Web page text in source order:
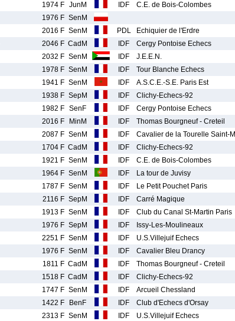
1974 F JunM IDF C.E. de Bois-Colombes
1976 F SenM
2016 F SenM PDL Echiquier de l'Erdre
2046 F CadM IDF Cergy Pontoise Echecs
2032 F SenM IDF J.E.E.N.
1978 F SenM IDF Tour Blanche Echecs
1941 F SenM IDF A.S.C.E.-S.E. Paris Est
1938 F SepM IDF Clichy-Echecs-92
1982 F SenF IDF Cergy Pontoise Echecs
2016 F MinM IDF Thomas Bourgneuf - Creteil
2087 F SenM IDF Cavalier de la Tourelle Saint-
1704 F CadM IDF Clichy-Echecs-92
1921 F SenM IDF C.E. de Bois-Colombes
1964 F SenM IDF La tour de Juvisy
1787 F SenM IDF Le Petit Pouchet Paris
2116 F SepM IDF Carré Magique
1913 F SenM IDF Club du Canal St-Martin Paris
1976 F SepM IDF Issy-Les-Moulineaux
2251 F SenM IDF U.S.Villejuif Echecs
1976 F SenM IDF Cavalier Bleu Drancy
1811 F CadM IDF Thomas Bourgneuf - Creteil
1518 F CadM IDF Clichy-Echecs-92
1747 F SenM IDF Arcueil Chessland
1422 F BenF IDF Club d'Echecs d'Orsay
2313 F SenM IDF U.S.Villejuif Echecs